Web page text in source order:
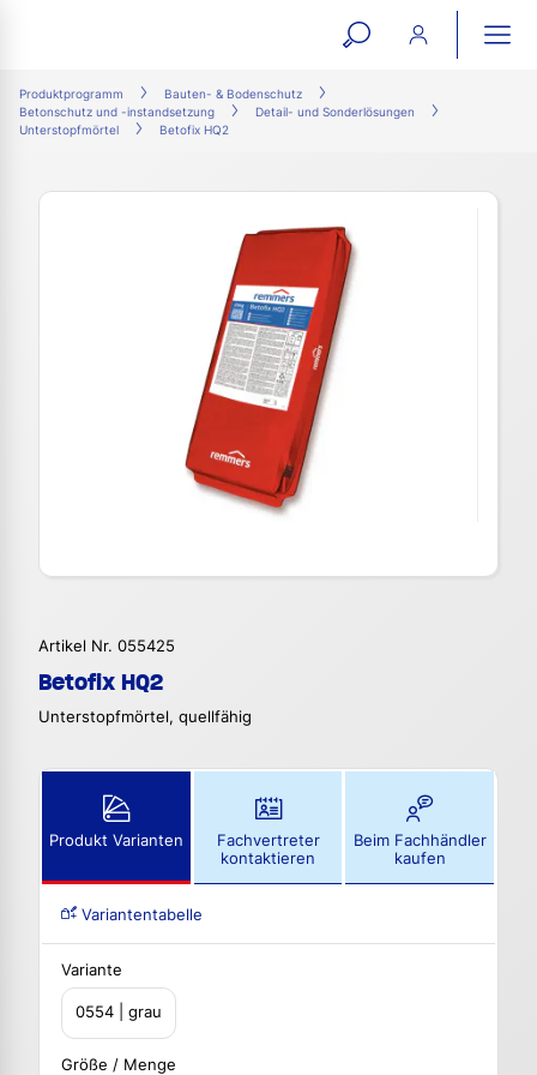
open
form
Produktprogramm
Bauten- & Bodenschutz
Betonschutz und -instandsetzung
Detail- und Sonderlösungen
Unterstopfmörtel
Betofix HQ2
Artikel Nr. 055425
Betofix HQ2
Unterstopfmörtel, quellfähig
Produkt Varianten
Fachvertreter
kontaktieren
Beim Fachhändler
kaufen
Variantentabelle
Variante
0554 | grau
Größe / Menge